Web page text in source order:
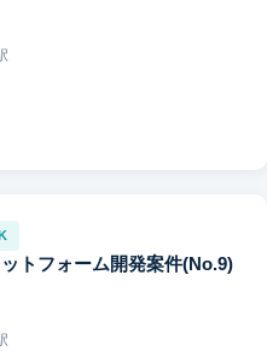
トフォーム開発案件(No.9)